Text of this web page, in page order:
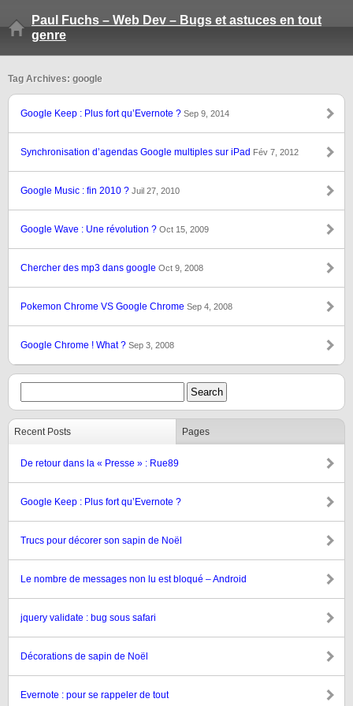
Paul Fuchs – Web Dev – Bugs et astuces en tout
genre
Tag Archives: google
Google Keep : Plus fort qu’Evernote ? Sep 9, 2014
Synchronisation d’agendas Google multiples sur iPad Fév 7, 2012
Google Music : fin 2010 ? Juil 27, 2010
Google Wave : Une révolution ? Oct 15, 2009
Chercher des mp3 dans google Oct 9, 2008
Pokemon Chrome VS Google Chrome Sep 4, 2008
Google Chrome ! What ? Sep 3, 2008
Recent Posts Pages
De retour dans la « Presse » : Rue89
Google Keep : Plus fort qu’Evernote ?
Trucs pour décorer son sapin de Noël
Le nombre de messages non lu est bloqué – Android
jquery validate : bug sous safari
Décorations de sapin de Noël
Evernote : pour se rappeler de tout